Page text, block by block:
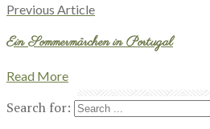
Previous Article
Ein Sommermärchen in Portugal
Read More
Search for: